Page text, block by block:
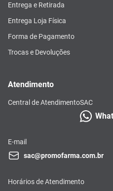
Entrega e Retirada
Entrega Loja Física
Forma de Pagamento
Trocas e Devoluções
Atendimento
Central de AtendimentoSAC
E-mail
sac@promofarma.com.br
Horários de Atendimento